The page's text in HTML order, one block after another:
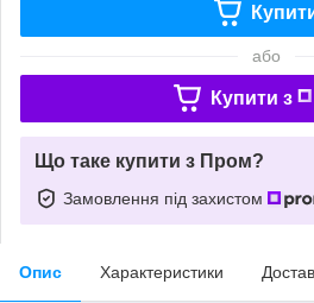
або
Купити з
Що таке купити з Пром?
Замовлення під захистом
Опис Характеристики